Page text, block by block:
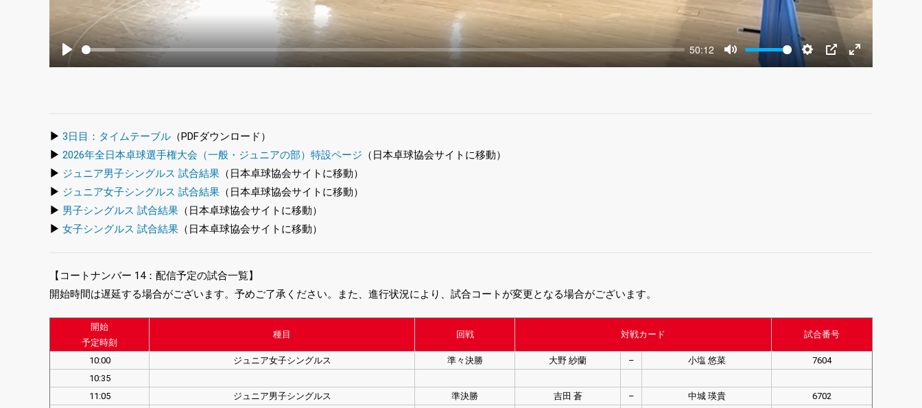
Play
50:12
Mute Settings
PIP Enter
▶ 3日目：タイムテーブル （PDFダウンロード）
▶ 2026年全日本卓球選手権大会（一般・ジュニアの部）特設ページ （日本卓球協会サイトに移動）
▶ ジュニア男子シングルス 試合結果 （日本卓球協会サイトに移動）
▶ ジュニア女子シングルス 試合結果 （日本卓球協会サイトに移動）
▶ 男子シングルス 試合結果 （日本卓球協会サイトに移動）
▶ 女子シングルス 試合結果 （日本卓球協会サイトに移動）
【コートナンバー 14：配信予定の試合一覧】
開始時間は遅延する場合がございます。予めご了承ください。また、進行状況により、試合コートが変更となる場合がございます。
開始
予定時刻
種目 回戦 対戦カード 試合番号
10:00 ジュニア女子シングルス 準々決勝 大野 紗蘭 – 小塩 悠菜
7604
10:35
11:05
ジュニア男子シングルス 準決勝 吉田 蒼 – 中城 瑛貴
6702